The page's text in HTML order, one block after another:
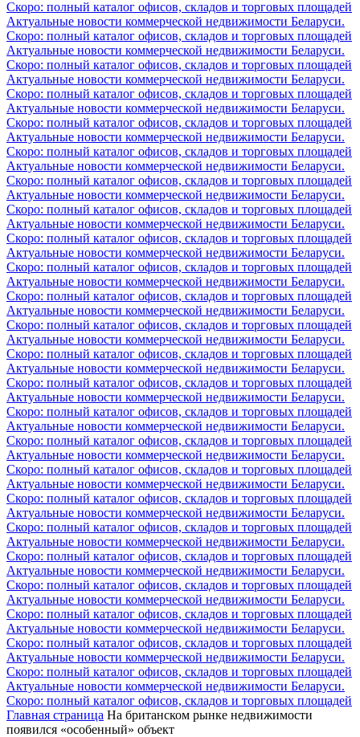
Скоро: полный каталог офисов, складов и торговых площадей
Актуальные новости коммерческой недвижимости Беларуси.
Скоро: полный каталог офисов, складов и торговых площадей
Актуальные новости коммерческой недвижимости Беларуси.
Скоро: полный каталог офисов, складов и торговых площадей
Актуальные новости коммерческой недвижимости Беларуси.
Скоро: полный каталог офисов, складов и торговых площадей
Актуальные новости коммерческой недвижимости Беларуси.
Скоро: полный каталог офисов, складов и торговых площадей
Актуальные новости коммерческой недвижимости Беларуси.
Скоро: полный каталог офисов, складов и торговых площадей
Актуальные новости коммерческой недвижимости Беларуси.
Скоро: полный каталог офисов, складов и торговых площадей
Актуальные новости коммерческой недвижимости Беларуси.
Скоро: полный каталог офисов, складов и торговых площадей
Актуальные новости коммерческой недвижимости Беларуси.
Скоро: полный каталог офисов, складов и торговых площадей
Актуальные новости коммерческой недвижимости Беларуси.
Скоро: полный каталог офисов, складов и торговых площадей
Актуальные новости коммерческой недвижимости Беларуси.
Скоро: полный каталог офисов, складов и торговых площадей
Актуальные новости коммерческой недвижимости Беларуси.
Скоро: полный каталог офисов, складов и торговых площадей
Актуальные новости коммерческой недвижимости Беларуси.
Скоро: полный каталог офисов, складов и торговых площадей
Актуальные новости коммерческой недвижимости Беларуси.
Скоро: полный каталог офисов, складов и торговых площадей
Актуальные новости коммерческой недвижимости Беларуси.
Скоро: полный каталог офисов, складов и торговых площадей
Актуальные новости коммерческой недвижимости Беларуси.
Скоро: полный каталог офисов, складов и торговых площадей
Актуальные новости коммерческой недвижимости Беларуси.
Скоро: полный каталог офисов, складов и торговых площадей
Актуальные новости коммерческой недвижимости Беларуси.
Скоро: полный каталог офисов, складов и торговых площадей
Актуальные новости коммерческой недвижимости Беларуси.
Скоро: полный каталог офисов, складов и торговых площадей
Актуальные новости коммерческой недвижимости Беларуси.
Скоро: полный каталог офисов, складов и торговых площадей
Актуальные новости коммерческой недвижимости Беларуси.
Скоро: полный каталог офисов, складов и торговых площадей
Актуальные новости коммерческой недвижимости Беларуси.
Скоро: полный каталог офисов, складов и торговых площадей
Актуальные новости коммерческой недвижимости Беларуси.
Скоро: полный каталог офисов, складов и торговых площадей
Актуальные новости коммерческой недвижимости Беларуси.
Скоро: полный каталог офисов, складов и торговых площадей
Актуальные новости коммерческой недвижимости Беларуси.
Скоро: полный каталог офисов, складов и торговых площадей
Главная страница На британском рынке недвижимости
появился «особенный» объект